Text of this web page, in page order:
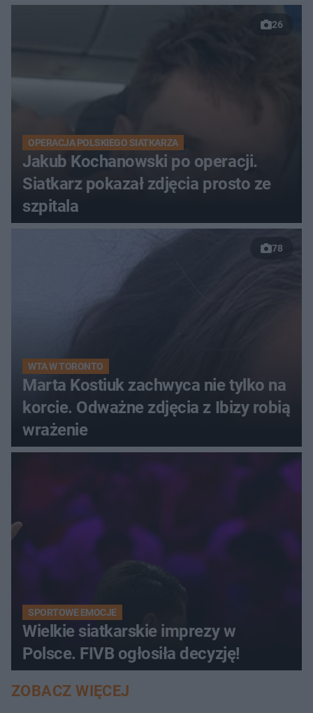
26
OPERACJA POLSKIEGO SIATKARZA
Jakub Kochanowski po operacji.
Siatkarz pokazał zdjęcia prosto ze
szpitala
78
WTA W TORONTO
Marta Kostiuk zachwyca nie tylko na
korcie. Odważne zdjęcia z Ibizy robią
wrażenie
SPORTOWE EMOCJE
Wielkie siatkarskie imprezy w
Polsce. FIVB ogłosiła decyzję!
ZOBACZ WIĘCEJ